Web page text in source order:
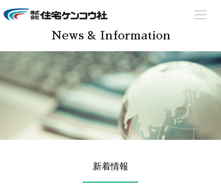
住宅ケンコウ社
住まいのあらゆる場面でサポート致します！
News & Information
新着情報